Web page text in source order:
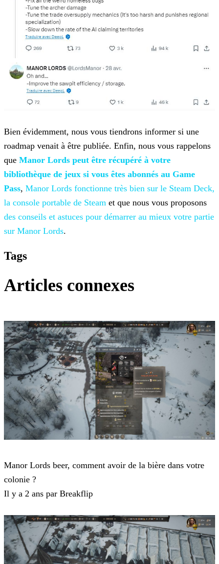
Bien évidemment, nous vous tiendrons informer si une
roadmap venait à être publiée. Enfin, nous vous rappelons
que Manor Lords peut être récupéré à votre
bibliothèque de jeux si vous êtes abonnés au Game
Pass, Manor Lords fonctionne très bien sur le Steam Deck,
la console portable de Steam et que nous vous proposons
des conseils et astuces pour démarrer au mieux votre partie
sur Manor Lords.
Tags
Articles connexes
Manor Lords beer, comment avoir de la bière dans votre
colonie ?
Il y a 2 ans par Breakflip